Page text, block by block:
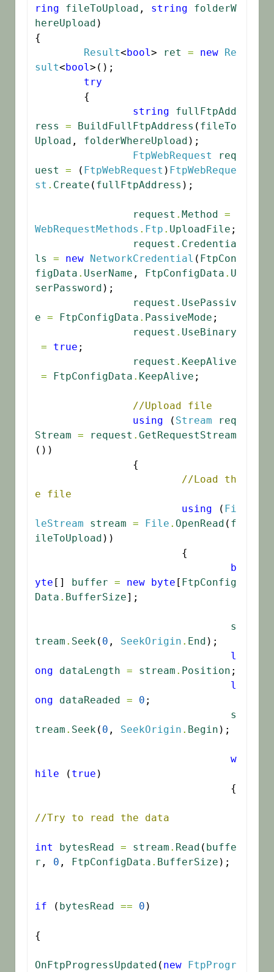
ring
fileToUpload , string
folderW
hereUpload )
{
Result<bool> ret = new
Re
sult<bool>();
try
string
fullFtpAdd
ress
= BuildFullFtpAddress ( fileTo
Upload , folderWhereUpload );
FtpWebRequest
req
uest
= ( FtpWebRequest ) FtpWebReque
st . Create ( fullFtpAddress );
request . Method =
WebRequestMethods . Ftp . UploadFile ;
request . Credentia
ls
= new NetworkCredential ( FtpCon
figData . UserName , FtpConfigData . U
serPassword );
request . UsePassiv
e = FtpConfigData . PassiveMode ;
request . UseBinary
=
true ;
request . KeepAlive
=
FtpConfigData . KeepAlive ;
//Upload file
using ( Stream
req
Stream = request . GetRequestStream
())
//Load th
e file
using ( Fi
leStream
stream = File . OpenRead ( f
ileToUpload ))
b
yte [] buffer = new byte [ FtpConfig
Data . BufferSize];
s
tream . Seek( 0 , SeekOrigin . End );
l
ong
dataLength = stream . Position ;
l
ong
dataReaded = 0 ;
s
tream . Seek( 0 , SeekOrigin . Begin );
w
hile ( true )
//Try to read the data
int bytesRead = stream . Read ( buffe
r , 0 , FtpConfigData . BufferSize );
if ( bytesRead == 0 )
{
OnFtpProgressUpdated ( new FtpProgr